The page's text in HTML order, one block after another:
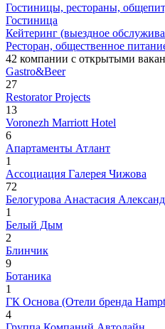
Гостиницы, рестораны,
Гостиница
Кейтеринг (выездное
Ресторан, общественное
42 компании с открытыми
Gastro&Beer
27
Restorator Projects
13
Voronezh Marriott Hotel
6
Апартаменты Атлант
1
Ассоциация Галерея Чижова
72
Белогурова Анастасия
1
Белый Дым
2
Блинчик
9
Ботаника
1
ГК Основа (Отели бренда
4